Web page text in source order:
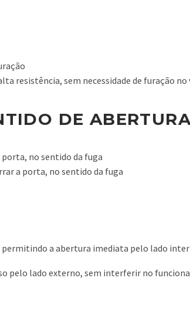
resistência, sem necessidade de furação no
DE ABERTURA
no sentido da fuga
a porta, no sentido da fuga
a abertura imediata pelo lado
pelo lado externo, sem interferir no